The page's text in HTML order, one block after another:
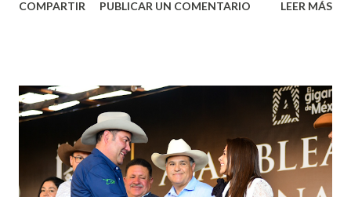
municipal, Leo Montañez dio inicio al programa
Corazón Urbano y el Municipio capital. Leo Montañez
informó que en este programa se usarán cerca de 90 mil
metros cuadrados de pintura, para dar inicio en la calle
Nieto, entre Jesús F. Elizondo y la calle 22 de Octubre, con
lo que se aplicará pintura en 66 casas. Posteriormente se
COMPARTIR PUBLICAR UN COMENTARIO LEER MÁS